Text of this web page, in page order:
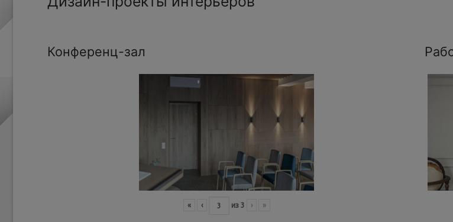
Конференц-зал
« ‹ из 3 › »